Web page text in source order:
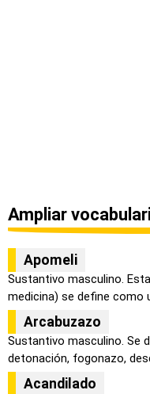
Ampliar
Apomeli
Sustantivo masculino.
medicina) se define como
Arcabuzazo
Sustantivo masculino. Se
detonación, fogonazo,
Acandilado